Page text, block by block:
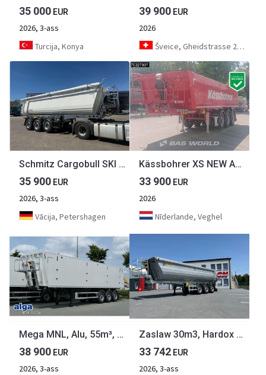
35 000 EUR
2026, 3-ass
Turcija, Konya
39 900 EUR
2026
Šveice, Gheidstrasse 21 5507 Mellingen
Schmitz Cargobull SKI 24 SL 7.2 Stahl-Halbrundmulde Light 26m³
35 900 EUR
2026, 3-ass
Vācija, Petershagen
Kässbohrer XS NEW ALU Lift Axle
33 900 EUR
2026
Nīderlande, Veghel
Mega MNL, Alu, 55m³, Kombitür, SAF, Luft-Lift
38 900 EUR
2026, 3-ass
Zaslaw 30m3, Hardox 500
33 742 EUR
2026, 3-ass